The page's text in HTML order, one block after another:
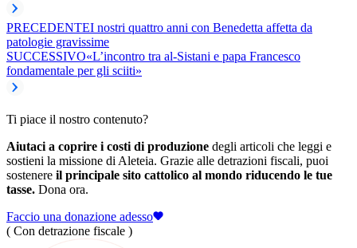
PRECEDENTEI nostri quattro anni con Benedetta affetta da
patologie gravissime
SUCCESSIVO«L’incontro tra al-Sistani e papa Francesco
fondamentale per gli sciiti»
Ti piace il nostro contenuto?
Aiutaci a coprire i costi di produzione degli articoli che leggi e
sostieni la missione di Aleteia. Grazie alle detrazioni fiscali, puoi
sostenere il principale sito cattolico al mondo riducendo le tue
tasse. Dona ora.
Faccio una donazione adesso
( Con detrazione fiscale )